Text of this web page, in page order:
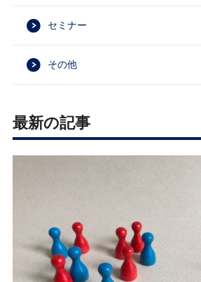
セミナー
その他
最新の記事